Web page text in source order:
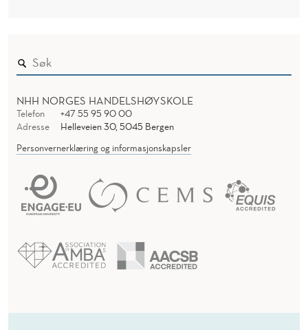
NHH NORGES HANDELSHØYSKOLE
Telefon
+47 55 95 90 00
Adresse
Helleveien 30, 5045 Bergen
Personvernerklæring og informasjonskapsler